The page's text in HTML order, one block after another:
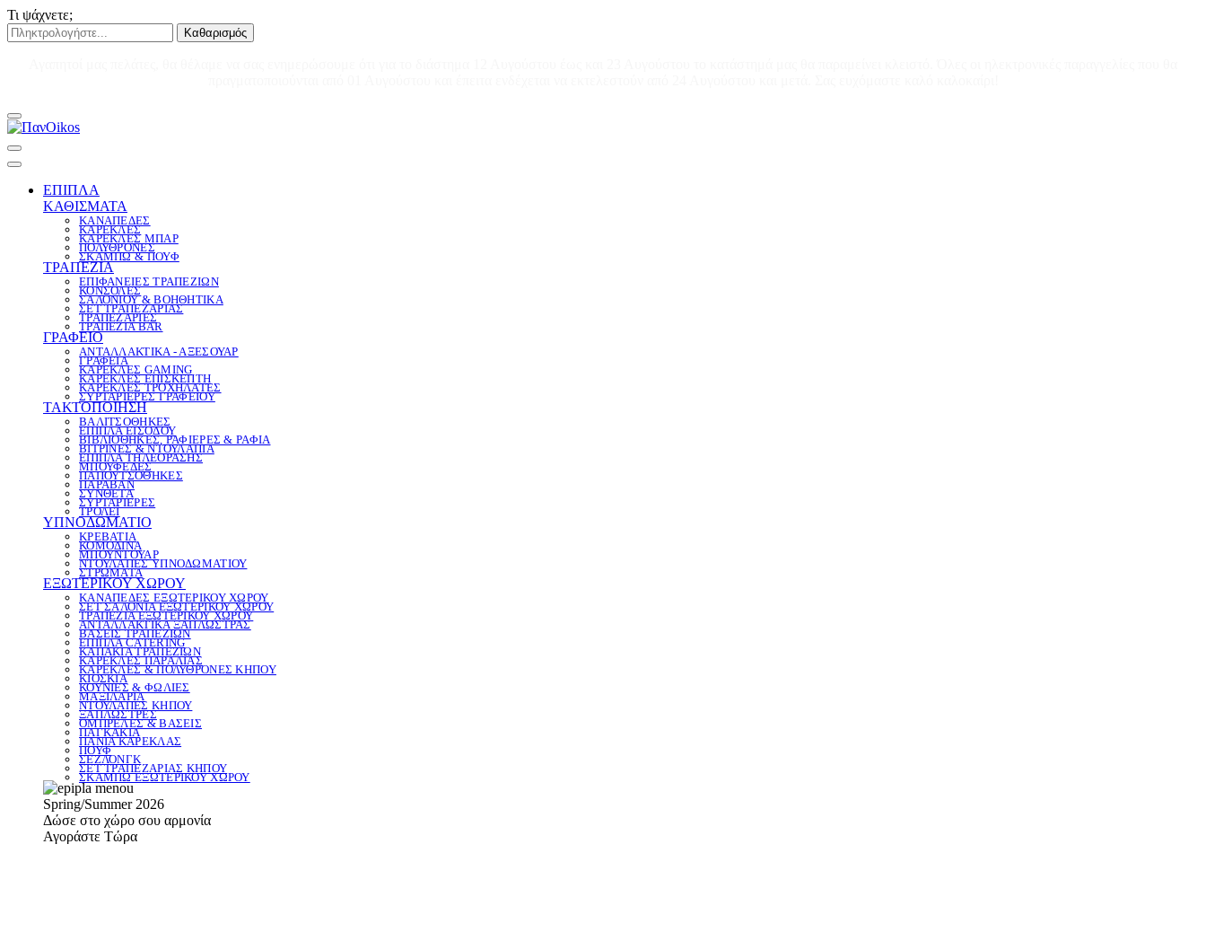
Τι ψάχνετε;
Καθαρισμός
ΕΠΙΠΛΑ
ΚΑΘΙΣΜΑΤΑ
ΚΑΝΑΠΕΔΕΣ
ΚΑΡΕΚΛΕΣ
ΚΑΡΕΚΛΕΣ ΜΠΑΡ
ΠΟΛΥΘΡΟΝΕΣ
ΣΚΑΜΠΩ & ΠΟΥΦ
ΤΡΑΠΕΖΙΑ
ΕΠΙΦΑΝΕΙΕΣ ΤΡΑΠΕΖΙΩΝ
ΚΟΝΣΟΛΕΣ
ΣΑΛΟΝΙΟΥ & ΒΟΗΘΗΤΙΚΑ
ΣΕΤ ΤΡΑΠΕΖΑΡΙΑΣ
ΤΡΑΠΕΖΑΡΙΕΣ
ΤΡΑΠΕΖΙΑ BAR
ΓΡΑΦΕΙΟ
ΑΝΤΑΛΛΑΚΤΙΚΑ - ΑΞΕΣΟΥΑΡ
ΓΡΑΦΕΙΑ
ΚΑΡΕΚΛΕΣ GAMING
ΚΑΡΕΚΛΕΣ ΕΠΙΣΚΕΠΤΗ
ΚΑΡΕΚΛΕΣ ΤΡΟΧΗΛΑΤΕΣ
ΣΥΡΤΑΡΙΕΡΕΣ ΓΡΑΦΕΙΟΥ
ΤΑΚΤΟΠΟΙΗΣΗ
ΒΑΛΙΤΣΟΘΗΚΕΣ
ΕΠΙΠΛΑ ΕΙΣΟΔΟΥ
ΒΙΒΛΙΟΘΗΚΕΣ, ΡΑΦΙΕΡΕΣ & ΡΑΦΙΑ
ΒΙΤΡΙΝΕΣ & ΝΤΟΥΛΑΠΙΑ
ΕΠΙΠΛΑ ΤΗΛΕΟΡΑΣΗΣ
ΜΠΟΥΦΕΔΕΣ
ΠΑΠΟΥΤΣΟΘΗΚΕΣ
ΠΑΡΑΒΑΝ
ΣΥΝΘΕΤΑ
ΣΥΡΤΑΡΙΕΡΕΣ
ΤΡΟΛΕΪ
ΥΠΝΟΔΩΜΑΤΙΟ
ΚΡΕΒΑΤΙΑ
ΚΟΜΟΔΙΝΑ
ΜΠΟΥΝΤΟΥΑΡ
ΝΤΟΥΛΑΠΕΣ ΥΠΝΟΔΩΜΑΤΙΟΥ
ΣΤΡΩΜΑΤΑ
ΕΞΩΤΕΡΙΚΟΥ ΧΩΡΟΥ
ΚΑΝΑΠΕΔΕΣ ΕΞΩΤΕΡΙΚΟΥ ΧΩΡΟΥ
ΣΕΤ ΣΑΛΟΝΙΑ ΕΞΩΤΕΡΙΚΟΥ ΧΩΡΟΥ
ΤΡΑΠΕΖΙΑ ΕΞΩΤΕΡΙΚΟΥ ΧΩΡΟΥ
ΑΝΤΑΛΛΑΚΤΙΚΑ ΞΑΠΛΩΣΤΡΑΣ
ΒΑΣΕΙΣ ΤΡΑΠΕΖΙΩΝ
ΕΠΙΠΛΑ CATERING
ΚΑΠΑΚΙΑ ΤΡΑΠΕΖΙΩΝ
ΚΑΡΕΚΛΕΣ ΠΑΡΑΛΙΑΣ
ΚΑΡΕΚΛΕΣ & ΠΟΛΥΘΡΟΝΕΣ ΚΗΠΟΥ
ΚΙΟΣΚΙΑ
ΚΟΥΝΙΕΣ & ΦΩΛΙΕΣ
ΜΑΞΙΛΑΡΙΑ
ΝΤΟΥΛΑΠΕΣ ΚΗΠΟΥ
ΞΑΠΛΩΣΤΡΕΣ
ΟΜΠΡΕΛΕΣ & ΒΑΣΕΙΣ
ΠΑΓΚΑΚΙΑ
ΠΑΝΙΑ ΚΑΡΕΚΛΑΣ
ΠΟΥΦ
ΣΕΖΛΟΝΓΚ
ΣΕΤ ΤΡΑΠΕΖΑΡΙΑΣ ΚΗΠΟΥ
ΣΚΑΜΠΩ ΕΞΩΤΕΡΙΚΟΥ ΧΩΡΟΥ
Spring/Summer 2026
Δώσε στο χώρο σου αρμονία
Αγοράστε Τώρα